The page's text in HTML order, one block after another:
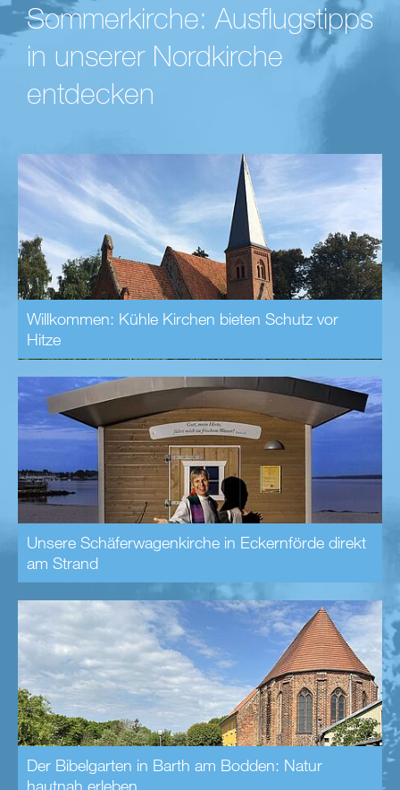
Sommerkirche: Ausflugstipps
in unserer Nordkirche
entdecken
Willkommen: Kühle Kirchen bieten Schutz vor
Hitze
Unsere Schäferwagenkirche in Eckernförde direkt
am Strand
Der Bibelgarten in Barth am Bodden: Natur
hautnah erleben